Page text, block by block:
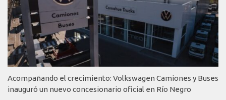
Acompañando el crecimiento: Volkswagen Camiones y Buses
inauguró un nuevo concesionario oficial en Río Negro